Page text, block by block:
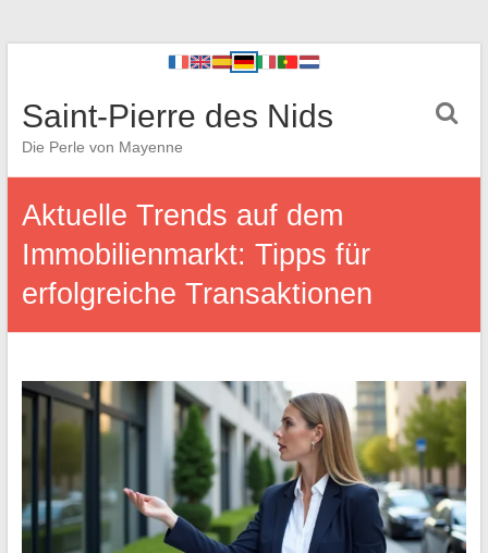
Saint-Pierre des Nids
Die Perle von Mayenne
Aktuelle Trends auf dem
Immobilienmarkt: Tipps für
erfolgreiche Transaktionen